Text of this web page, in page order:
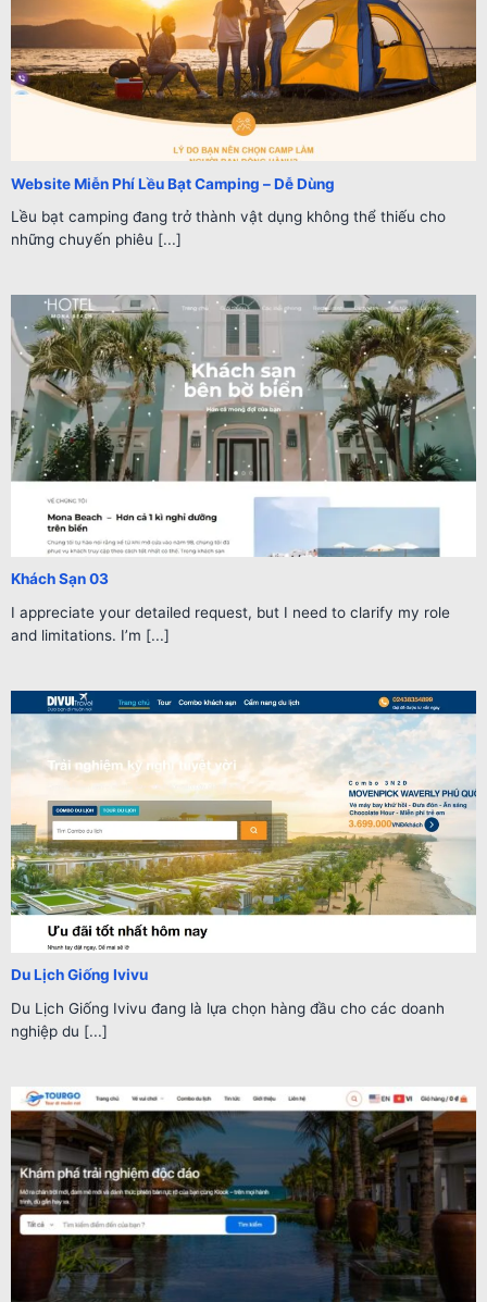
Website Miễn Phí Lều Bạt Camping – Dễ Dùng
Lều bạt camping đang trở thành vật dụng không thể thiếu cho
những chuyến phiêu [...]
Khách Sạn 03
I appreciate your detailed request, but I need to clarify my role
and limitations. I’m [...]
Du Lịch Giống Ivivu
Du Lịch Giống Ivivu đang là lựa chọn hàng đầu cho các doanh
nghiệp du [...]